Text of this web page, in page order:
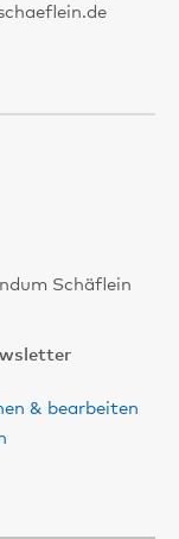
Schäflein
& bearbeiten